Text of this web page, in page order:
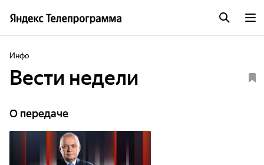
Инфо
Вести недели
О передаче